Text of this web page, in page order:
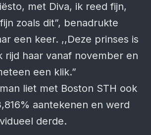
met Diva, ik reed fijn,
zoals dit”, benadrukte
een keer. ,,Deze prinses is
rijd haar vanaf november en
een klik.”
liet met Boston STH ook
aantekenen en werd
derde.